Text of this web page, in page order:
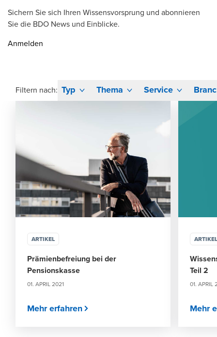
Sichern Sie sich Ihren Wissensvorsprung und abonnieren
Sie die BDO News und Einblicke.
Anmelden
Filtern nach: Typ Thema Service
ARTIKEL
Prämienbefreiung bei der
Pensionskasse
01. APRIL 2021
Mehr erfahren
ARTIKEL
Teil 2
01. APRIL
Mehr